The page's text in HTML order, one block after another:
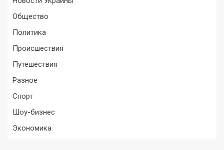
Общество
Политика
Происшествия
Путешествия
Разное
Спорт
Шоу-бизнес
Экономика